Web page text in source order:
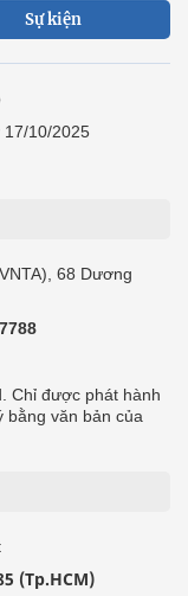
Sự kiện
17/10/2025
68 Dương
Chỉ được phát hành
bằng văn bản của
(Tp.HCM)